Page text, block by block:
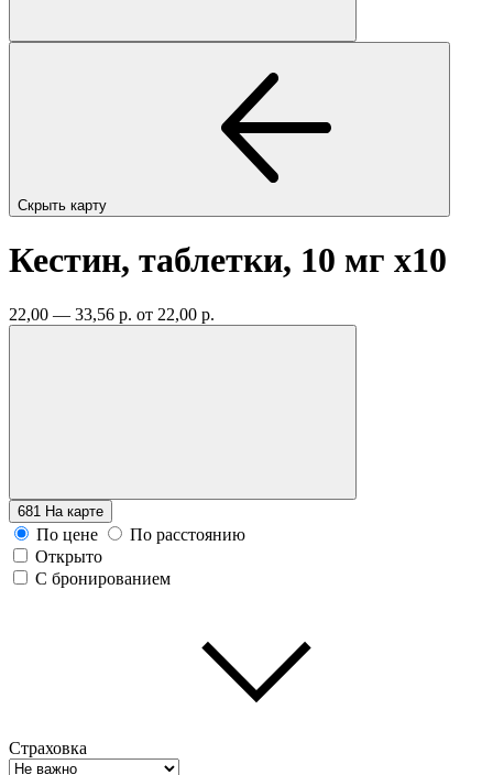
Скрыть карту
Кестин, таблетки, 10 мг x10
22,00 — 33,56 р. от 22,00 р.
681 На карте
По цене
По расстоянию
Открыто
С бронированием
Страховка